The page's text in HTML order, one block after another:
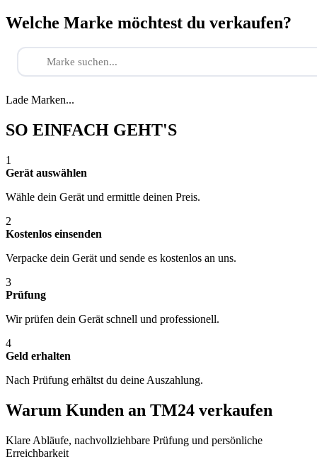
Welche Marke möchtest du verkaufen?
Lade Marken...
SO EINFACH GEHT'S
1
Gerät auswählen
Wähle dein Gerät und ermittle deinen Preis.
2
Kostenlos einsenden
Verpacke dein Gerät und sende es kostenlos an uns.
3
Prüfung
Wir prüfen dein Gerät schnell und professionell.
4
Geld erhalten
Nach Prüfung erhältst du deine Auszahlung.
Warum Kunden an TM24 verkaufen
Klare Abläufe, nachvollziehbare Prüfung und persönliche
Erreichbarkeit